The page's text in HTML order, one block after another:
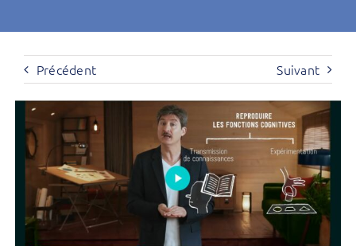
Précédent Suivant